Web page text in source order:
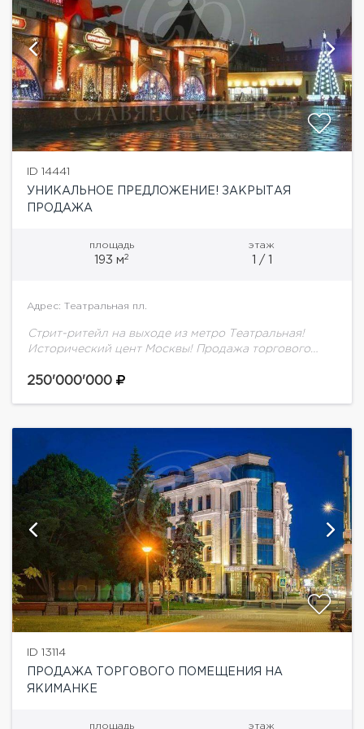
ID 14441
УНИКАЛЬНОЕ ПРЕДЛОЖЕНИЕ! ЗАКРЫТАЯ
ПРОДАЖА
площадь
193 м2
этаж
1 / 1
Адрес: Театральная пл.
Стрит-ритейл на выходе из метро Театральная!
Исторический цент Москвы! Продажа торгового
этаж и 61 кв.м -подвал) расположено...
250'000'000
ID 13114
ПРОДАЖА ТОРГОВОГО ПОМЕЩЕНИЯ НА
ЯКИМАНКЕ
площадь этаж